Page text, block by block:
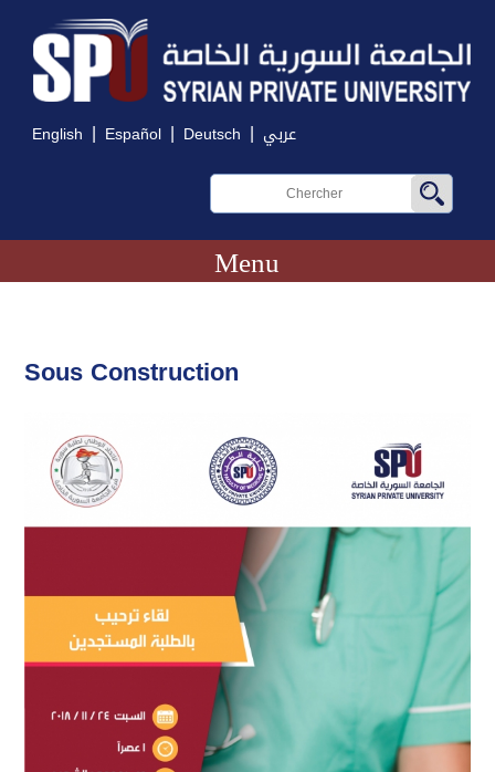
English | Español | Deutsch | عربي
Menu
Sous Construction